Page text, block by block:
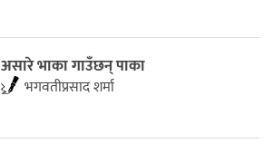
असारे भाका गाउँछन् पाका
भगवतीप्रसाद शर्मा